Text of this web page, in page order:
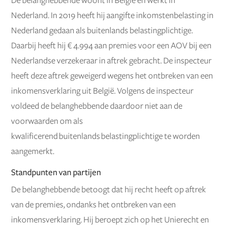
Nederland. In 2019 heeft hij aangifte inkomstenbelasting in
Nederland gedaan als buitenlands belastingplichtige.
Daarbij heeft hij € 4.994 aan premies voor een AOV bij een
Nederlandse verzekeraar in aftrek gebracht. De inspecteur
heeft deze aftrek geweigerd wegens het ontbreken van een
inkomensverklaring uit België. Volgens de inspecteur
voldeed de belanghebbende daardoor niet aan de
voorwaarden om als
kwalificerend buitenlands belastingplichtige te worden
aangemerkt.
Standpunten van partijen
De belanghebbende betoogt dat hij recht heeft op aftrek
van de premies, ondanks het ontbreken van een
inkomensverklaring. Hij beroept zich op het Unierecht en